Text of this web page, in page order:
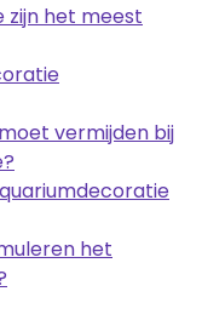
zijn het meest
vermijden bij
het